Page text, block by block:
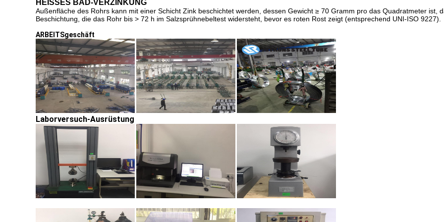
HEISSES BAD-VERZINKUNG
Außenfläche des Rohrs kann mit einer Schicht Zink beschichtet werden, dessen Gewicht ≥ 70 Gramm pro das Quadratmeter ist,
Beschichtung, die das Rohr bis > 72 h im Salzsprühnebeltest widersteht, bevor es roten Rost zeigt (entsprechend UNI-ISO 9227).
ARBEITSgeschäft
Laborversuch-Ausrüstung